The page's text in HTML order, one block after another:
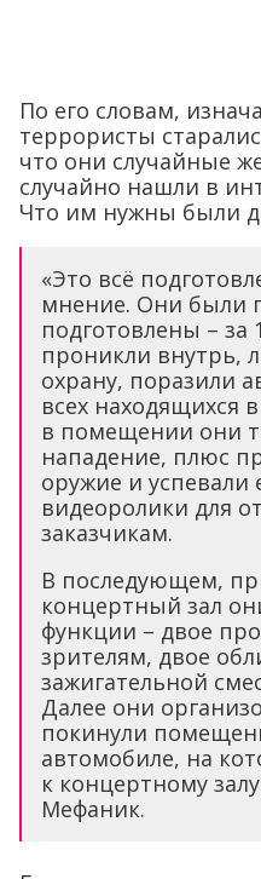
По его словам,
террористы
что они случайные
случайно нашли в
Что им нужны были
«Это всё
мнение. Они были
подготовлены – за
проникли внутрь,
охрану, поразили
всех находящихся
в помещении они
нападение, плюс
оружие и
видеоролики для
заказчикам.
В последующем,
концертный зал
функции – двое
зрителям, двое
зажигательной
Далее они
покинули
автомобиле, на
к концертному
Мефаник.